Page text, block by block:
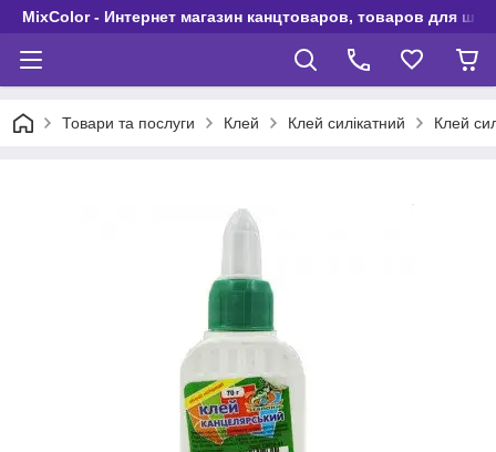
MixColor - Интернет магазин канцтоваров, товаров для
Товари та послуги Клей Клей силікатний Клей